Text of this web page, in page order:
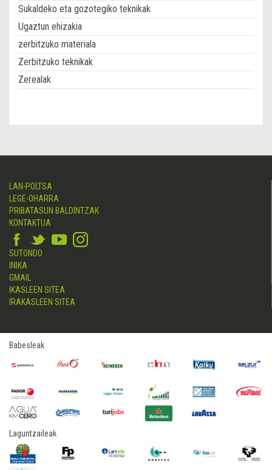
Sukaldeko eta gozotegiko teknikak
Ugaztun ehizakia
zerbitzuko materiala
Zerbitzuko teknikak
Zerealak
LAN-POLTSA
LEGE-OHARRA
PRIBATASUN BALDINTZAK
KONTAKTUA
SUTONDO
INIKA
GMAIL
IKASLEEN SITEA
IRAKASLEEN SITEA
Babesleak
Laguntzaileak